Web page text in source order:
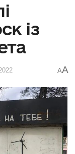
із
AA